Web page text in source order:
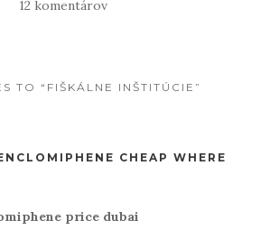
12 komentárov
TO “FIŠKÁLNE INŠTITÚCIE”
CHEAP WHERE
price dubai